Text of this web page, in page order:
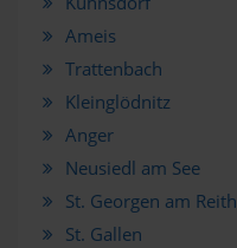
Ameis
Trattenbach
Kleinglödnitz
Anger
Neusiedl am See
St. Georgen am Reith
St. Gallen